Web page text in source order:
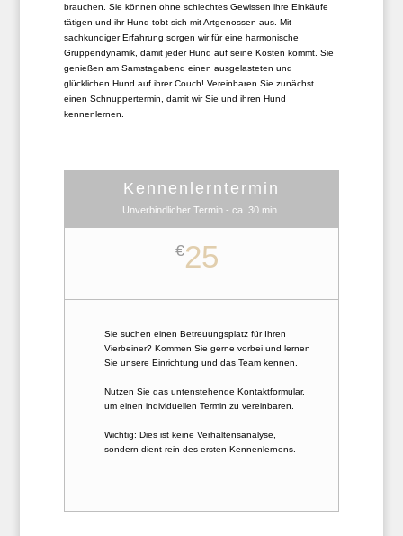
brauchen. Sie können ohne schlechtes Gewissen ihre Einkäufe
tätigen und ihr Hund tobt sich mit Artgenossen aus. Mit
sachkundiger Erfahrung sorgen wir für eine harmonische
Gruppendynamik, damit jeder Hund auf seine Kosten kommt. Sie
genießen am Samstagabend einen ausgelasteten und
glücklichen Hund auf ihrer Couch! Vereinbaren Sie zunächst
einen Schnuppertermin, damit wir Sie und ihren Hund
kennenlernen.
Kennenlerntermin
Unverbindlicher Termin - ca. 30 min.
€25
Sie suchen einen Betreuungsplatz für Ihren
Vierbeiner? Kommen Sie gerne vorbei und lernen
Sie unsere Einrichtung und das Team kennen.
Nutzen Sie das untenstehende Kontaktformular,
um einen individuellen Termin zu vereinbaren.
Wichtig: Dies ist keine Verhaltensanalyse,
sondern dient rein des ersten Kennenlernens.